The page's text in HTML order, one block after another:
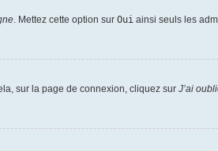
. Mettez cette option sur Oui ainsi seuls les
sur la page de connexion, cliquez sur J’ai